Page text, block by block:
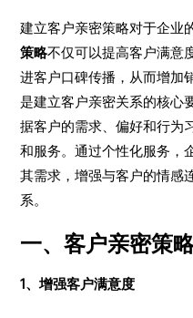
建立客户亲密策略对于企业
策略不仅可以提高客户满意
进客户口碑传播，从而增加
是建立客户亲密关系的核心
据客户的需求、偏好和行为
和服务。通过个性化服务，
其需求，增强与客户的情感
系。
一、客户亲密策
1、增强客户满意度